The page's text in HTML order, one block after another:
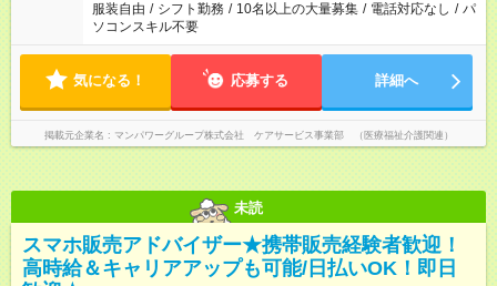
服装自由 / シフト勤務 / 10名以上の大量募集 / 電話対応なし / パ
ソコンスキル不要
気になる！ 応募する 詳細へ
掲載元企業名 マンパワーグループ株式会社 ケアサービス事業部 （医療福祉介護関連）
未読
スマホ販売アドバイザー★携帯販売経験者歓迎！
高時給＆キャリアアップも可能/日払いOK！即日